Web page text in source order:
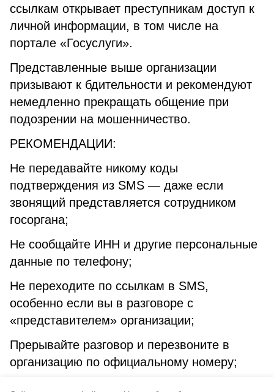
ссылкам открывает преступникам доступ к
личной информации, в том числе на
портале «Госуслуги».
Представленные выше организации
призывают к бдительности и рекомендуют
немедленно прекращать общение при
подозрении на мошенничество.
РЕКОМЕНДАЦИИ:
Не передавайте никому коды
подтверждения из SMS — даже если
звонящий представляется сотрудником
госоргана;
Не сообщайте ИНН и другие персональные
данные по телефону;
Не переходите по ссылкам в SMS,
особенно если вы в разговоре с
«представителем» организации;
Прерывайте разговор и перезвоните в
организацию по официальному номеру;